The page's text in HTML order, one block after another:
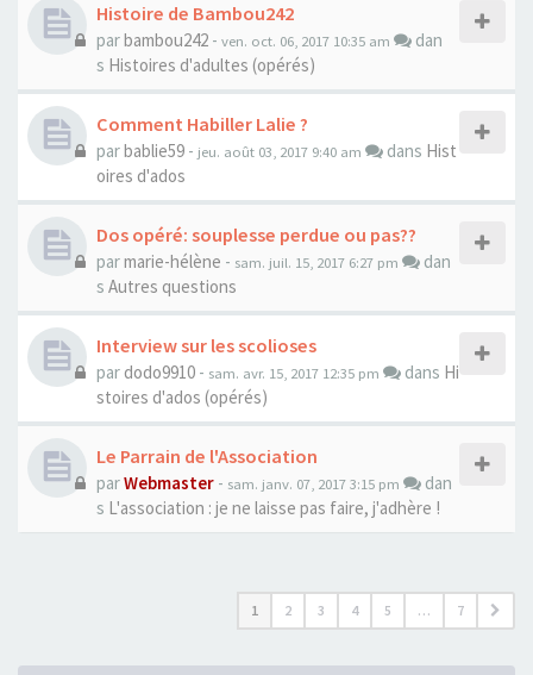
Histoire de Bambou242
parbambou242 - ven. oct. 06, 2017 10:35 am
dan
s Histoires d'adultes (opérés)
Comment Habiller Lalie ?
parbablie59 - jeu. août 03, 2017 9:40 am dans Hist
oires d'ados
Dos opéré: souplesse perdue ou pas??
parmarie-hélène - sam. juil. 15, 2017 6:27 pm
dan
s Autres questions
Interview sur les scolioses
par dodo9910 - sam. avr. 15, 2017 12:35 pm dans Hi
stoires d'ados (opérés)
Le Parrain de l'Association
parWebmaster - sam. janv. 07, 2017 3:15 pm
dan
s L'association : je ne laisse pas faire, j'adhère !
1 2 3 4 5 … 7